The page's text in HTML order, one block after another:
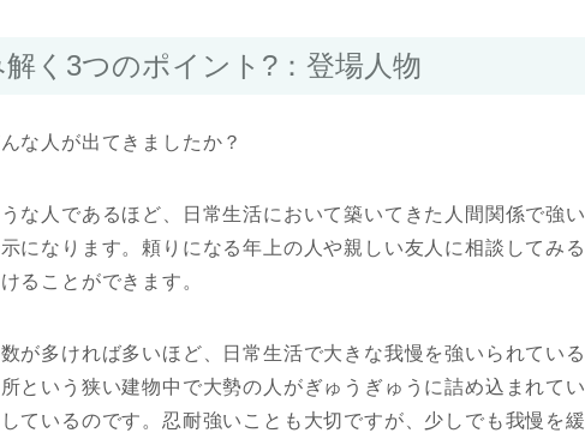
く3つのポイント?：登場人物
な人が出てきましたか？
な人であるほど、日常生活において築いてきた人間関係で強い
になります。頼りになる年上の人や親しい友人に相談してみる
ることができます。
が多ければ多いほど、日常生活で大きな我慢を強いられている
という狭い建物中で大勢の人がぎゅうぎゅうに詰め込まれてい
ているのです。忍耐強いことも大切ですが、少しでも我慢を緩